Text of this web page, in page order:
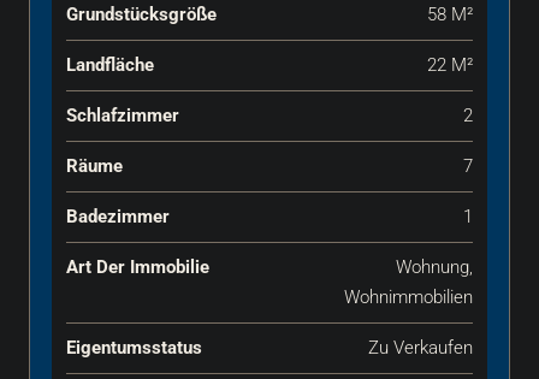
Grundstücksgröße 58 M²
Landfläche 22 M²
Schlafzimmer 2
Räume 7
Badezimmer 1
Art Der Immobilie
Wohnung,
Wohnimmobilien
Eigentumsstatus Zu Verkaufen